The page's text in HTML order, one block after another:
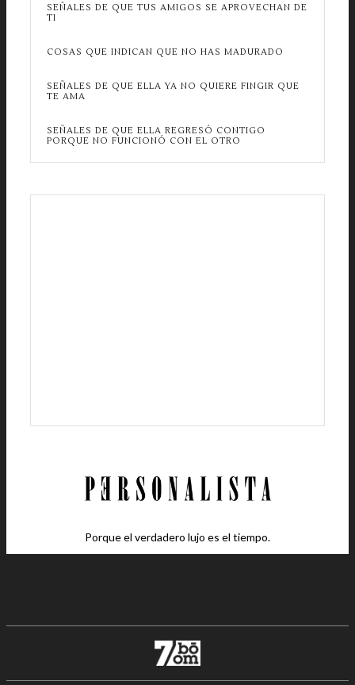
SEÑALES DE QUE TUS AMIGOS SE APROVECHAN DE
TI
COSAS QUE INDICAN QUE NO HAS MADURADO
SEÑALES DE QUE ELLA YA NO QUIERE FINGIR QUE
TE AMA
SEÑALES DE QUE ELLA REGRESÓ CONTIGO
PORQUE NO FUNCIONÓ CON EL OTRO
Porque el verdadero lujo es el tiempo.